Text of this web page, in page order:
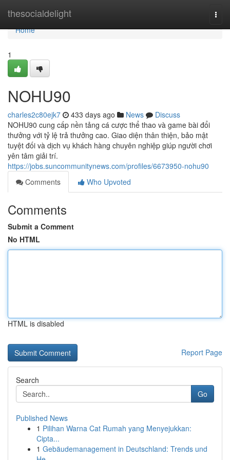
thesocialdelight
Home
Home
1
NOHU90
charles2c80ejk7 433 days ago News
Discuss
NOHU90 cung cấp nền tảng cá cược thể thao và game bài đổi
thưởng với tỷ lệ trả thưởng cao. Giao diện thân thiện, bảo mật
tuyệt đối và dịch vụ khách hàng chuyên nghiệp giúp người chơi
yên tâm giải trí.
https://jobs.suncommunitynews.com/profiles/6673950-nohu90
Comments
Who Upvoted
Comments
Submit a Comment
No HTML
HTML is disabled
Report Page
Search
Go
Published News
1 Pilihan Warna Cat Rumah yang Menyejukkan:
Cipta...
1 Gebäudemanagement in Deutschland: Trends und